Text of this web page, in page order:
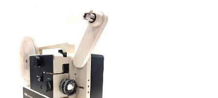
About the checkout
International Checkout
Info